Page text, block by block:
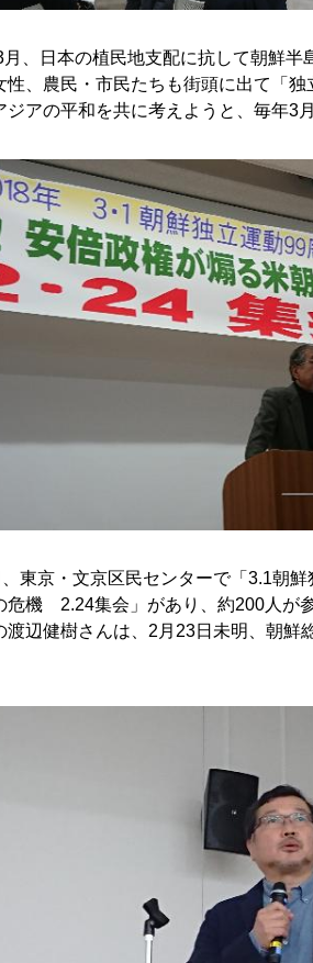
、日本の植民地支配に抗して朝鮮半
性、農民・市民たちも街頭に出て「
ジアの平和を共に考えようと、毎年3
東京・文京区民センターで「3.1朝
危機 2.24集会」があり、約200人が
渡辺健樹さんは、2月23日未明、朝